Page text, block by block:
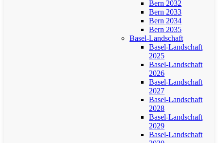
Bern 2032
Bern 2033
Bern 2034
Bern 2035
Basel-Landschaft
Basel-Landschaft
2025
Basel-Landschaft
2026
Basel-Landschaft
2027
Basel-Landschaft
2028
Basel-Landschaft
2029
Basel-Landschaft